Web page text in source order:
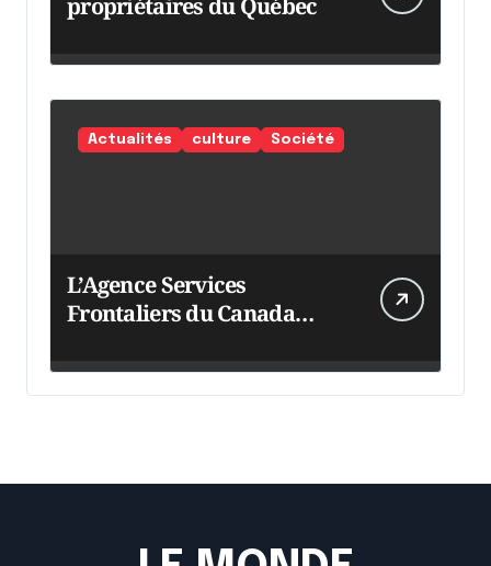
Actualités culture Société
L’Agence Services
Frontaliers du Canada